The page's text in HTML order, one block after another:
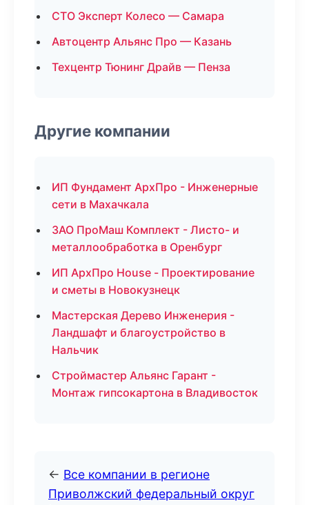
СТО Эксперт Колесо — Самара
Автоцентр Альянс Про — Казань
Техцентр Тюнинг Драйв — Пенза
Другие компании
ИП Фундамент АрхПро - Инженерные
сети в Махачкала
ЗАО ПроМаш Комплект - Листо- и
металлообработка в Оренбург
ИП АрхПро House - Проектирование
и сметы в Новокузнецк
Мастерская Дерево Инженерия -
Ландшафт и благоустройство в
Нальчик
Строймастер Альянс Гарант -
Монтаж гипсокартона в Владивосток
← Все компании в регионе
Приволжский федеральный округ